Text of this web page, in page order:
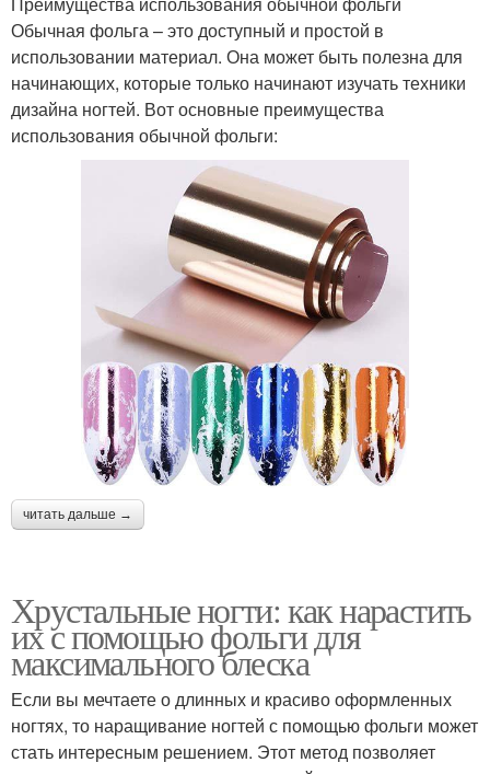
Обычная фольга – это доступный и простой в
использовании материал. Она может быть полезна для
начинающих, которые только начинают изучать техники
дизайна ногтей. Вот основные преимущества
использования обычной фольги:
читать дальше →
Хрустальные ногти: как нарастить
их с помощью фольги для
максимального блеска
Если вы мечтаете о длинных и красиво оформленных
ногтях, то наращивание ногтей с помощью фольги может
стать интересным решением. Этот метод позволяет